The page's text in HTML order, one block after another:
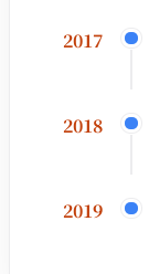
2017
2018
2019